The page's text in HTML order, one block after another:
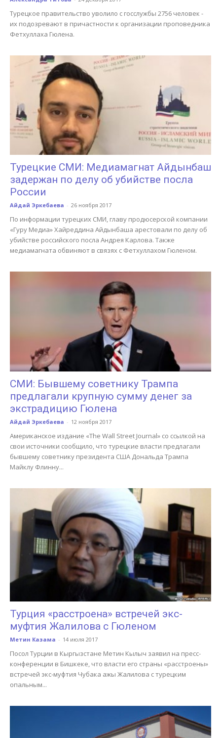
Турецкое правительство уволило с госслужбы 2756 человек -
их подозревают в причастности к организации проповедника
Фетхуллаха Гюлена.
Турецкие СМИ: Медиамагнат Айдынбаш
задержан по делу об убийстве посла
России
Айдай Эркебаева - 26 ноября 2017
По информации турецких СМИ, главу продюсерской компании
«Гуру Медиа» Хайреддина Айдынбаша арестовали по делу об
убийстве российского посла Андрея Карлова. Также
медиамагната обвиняют в связях с Фетхуллахом Гюленом.
СМИ: Бывшему советнику Трампа
предлагали крупную сумму денег за
экстрадицию Гюлена
Айдай Эркебаева - 12 ноября 2017
Американское издание «The Wall Street Journal» со ссылкой на
свои источники сообщило, что турецкие власти предлагали
бывшему советнику президента США Дональда Трампа
Майклу Флинну...
Турция «расстроена» встречей экс-
муфтия Жалилова с Гюленом
Метин Казама - 14 июля 2017
Посол Турции в Кыргызстане Метин Кылыч заявил на пресс-
конференции в Бишкеке, что власти его страны «расстроены»
встречей экс-муфтия Чубака ажы Жалилова с турецким
опальным...